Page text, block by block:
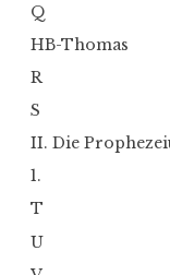
Q
HB-Thomas
R
S
II. Die
1.
T
U